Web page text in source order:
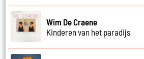
Wim De Craene
Kinderen van het paradijs